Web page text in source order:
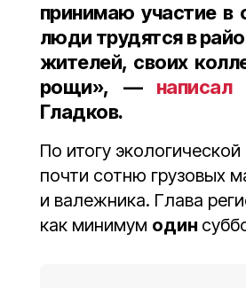
принимаю участие в
люди трудятся в
жителей, своих
рощи», — написал
Гладков.
По итогу
почти сотню грузовых
и валежника. Глава
как минимум один